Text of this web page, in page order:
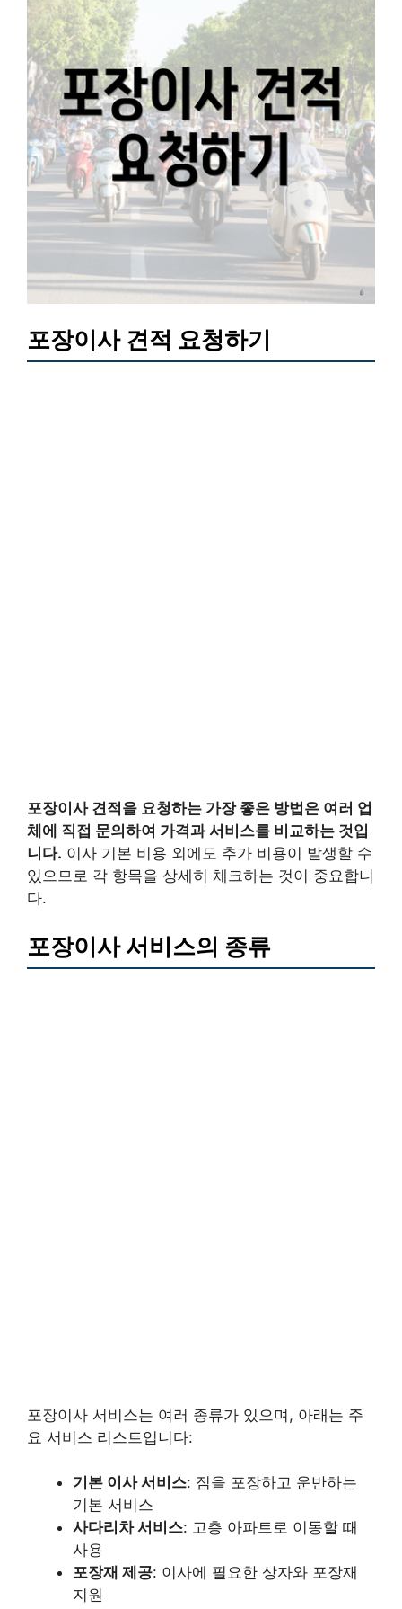
포장이사 견적 요청하기
포장이사 견적을 요청하는 가장 좋은 방법은 여러 업
체에 직접 문의하여 가격과 서비스를 비교하는 것입
니다. 이사 기본 비용 외에도 추가 비용이 발생할 수
있으므로 각 항목을 상세히 체크하는 것이 중요합니
다.
포장이사 서비스의 종류
포장이사 서비스는 여러 종류가 있으며, 아래는 주
요 서비스 리스트입니다:
기본 이사 서비스: 짐을 포장하고 운반하는
기본 서비스
사다리차 서비스: 고층 아파트로 이동할 때
사용
포장재 제공: 이사에 필요한 상자와 포장재
지원